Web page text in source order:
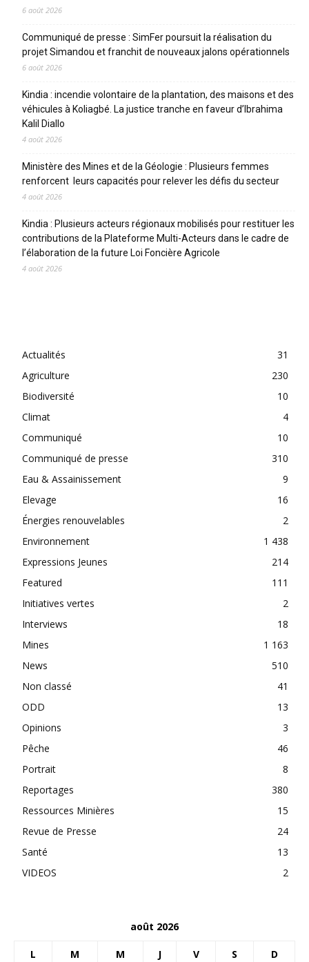
6 août 2026
Communiqué de presse : SimFer poursuit la réalisation du
projet Simandou et franchit de nouveaux jalons opérationnels
6 août 2026
Kindia : incendie volontaire de la plantation, des maisons et des
véhicules à Koliagbé. La justice tranche en faveur d’Ibrahima
Kalil Diallo
4 août 2026
Ministère des Mines et de la Géologie : Plusieurs femmes
renforcent leurs capacités pour relever les défis du secteur
4 août 2026
Kindia : Plusieurs acteurs régionaux mobilisés pour restituer les
contributions de la Plateforme Multi-Acteurs dans le cadre de
l’élaboration de la future Loi Foncière Agricole
4 août 2026
Actualités
31
Agriculture
230
Biodiversité
10
Climat
4
Communiqué
10
Communiqué de presse
310
Eau & Assainissement
9
Elevage
16
Énergies renouvelables
2
Environnement
1 438
Expressions Jeunes
214
Featured
111
Initiatives vertes
2
Interviews
18
Mines
1 163
News
510
Non classé
41
ODD
13
Opinions
3
Pêche
46
Portrait
8
Reportages
380
Ressources Minières
15
Revue de Presse
24
Santé
13
VIDEOS
2
août 2026
L M M J V S D